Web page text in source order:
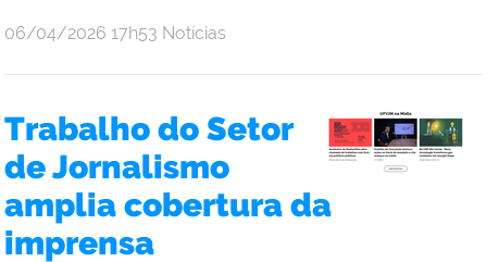
publicado
06/04/2026 17h53 Notícias
Trabalho do Setor
de Jornalismo
amplia cobertura da
imprensa